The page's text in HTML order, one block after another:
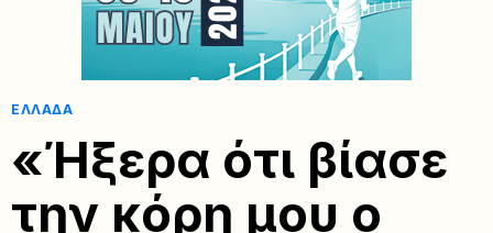
ΕΛΛΆΔΑ
«Ήξερα ότι βίασε
την κόρη μου ο